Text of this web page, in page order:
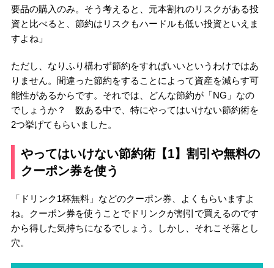
要品の購入のみ。そう考えると、元本割れのリスクがある投
資と比べると、節約はリスクもハードルも低い投資といえま
すよね」
ただし、なりふり構わず節約をすればいいというわけではあ
りません。間違った節約をすることによって資産を減らす可
能性があるからです。それでは、どんな節約が「NG」なの
でしょうか？ 数ある中で、特にやってはいけない節約術を
2つ挙げてもらいました。
やってはいけない節約術【1】割引や無料の
クーポン券を使う
「ドリンク1杯無料」などのクーポン券、よくもらいますよ
ね。クーポン券を使うことでドリンクが割引で買えるのです
から得した気持ちになるでしょう。しかし、それこそ落とし
穴。